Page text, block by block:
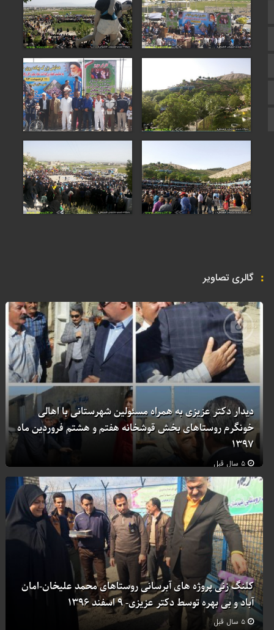
آپارات
اینستاگرام
زبان انگلیسی
زبان عربی
گالری تصاویر
دیدار دکتر عزیزی به همراه مسئولین شهرستانی با اهالی
خونگرم روستاهای بخش قوشخانه هفتم و هشتم فروردین ماه
۱۳۹۷
۵ سال قبل
کلنگ زنی پروژه های آبرسانی روستاهای محمد علیخان-امان
آباد و بی بهره توسط دکتر عزیزی- ۹ اسفند ۱۳۹۶
۵ سال قبل